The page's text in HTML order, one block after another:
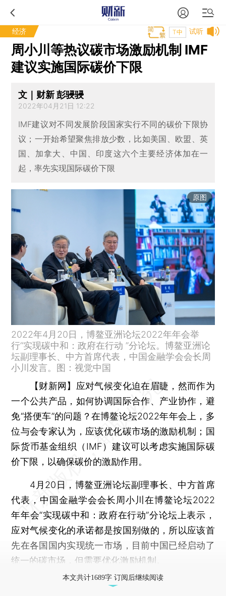
经济 试听
T中
周小川等热议碳市场激励机制 IMF
建议实施国际碳价下限
文｜财新 彭骎骎
2022年04月21日 12:22
IMF建议对不同发展阶段国家实行不同的碳价下限协
议；一开始希望聚焦排放少数，比如美国、欧盟、英
国、加拿大、中国、印度这六个主要经济体加在一
起，率先实现国际碳价下限
原图
2022年4月20日，博鳌亚洲论坛2022年年会举
行“实现碳中和：政府在行动 ”分论坛。博鳌亚洲论
坛副理事长、中方首席代表，中国金融学会会长周
小川发言。图：视觉中国
【财新网】 应对气候变化迫在眉睫，然而作为
一个公共产品，如何协调国际合作、产业协作，避
免“搭便车”的问题？在博鳌论坛2022年年会上，多
位与会专家认为，应该优化碳市场的激励机制；国
际货币基金组织（IMF）建议可以考虑实施国际碳
价下限，以确保碳价的激励作用。
4月20日，博鳌亚洲论坛副理事长、中方首席
代表，中国金融学会会长周小川在博鳌论坛2022
年年会“实现碳中和：政府在行动”分论坛上表示，
应对气候变化的承诺都是按国别做的，所以应该首
先在各国国内实现统一市场，目前中国已经启动了
统一的碳市场，但需要优化激励机制。
本文共计1689字 订阅后继续阅读